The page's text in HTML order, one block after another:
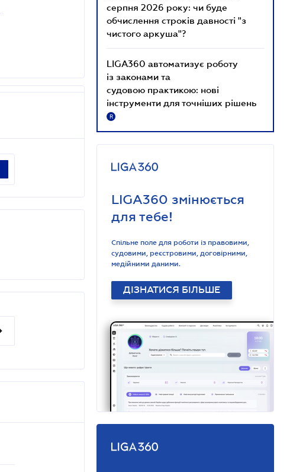
серпня 2026 року: чи буде
обчислення строків давності "з
чистого аркуша"?
LIGA360 автоматизує роботу
із законами та
судовою практикою: нові
інструменти для точніших рішень
R
LIGA360 змінюється
для тебе!
Спільне поле для роботи із правовими,
судовими, реєстровими, договірними,
медійними даними.
ДІЗНАТИСЯ БІЛЬШЕ